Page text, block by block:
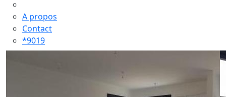
A propos
Contact
*9019